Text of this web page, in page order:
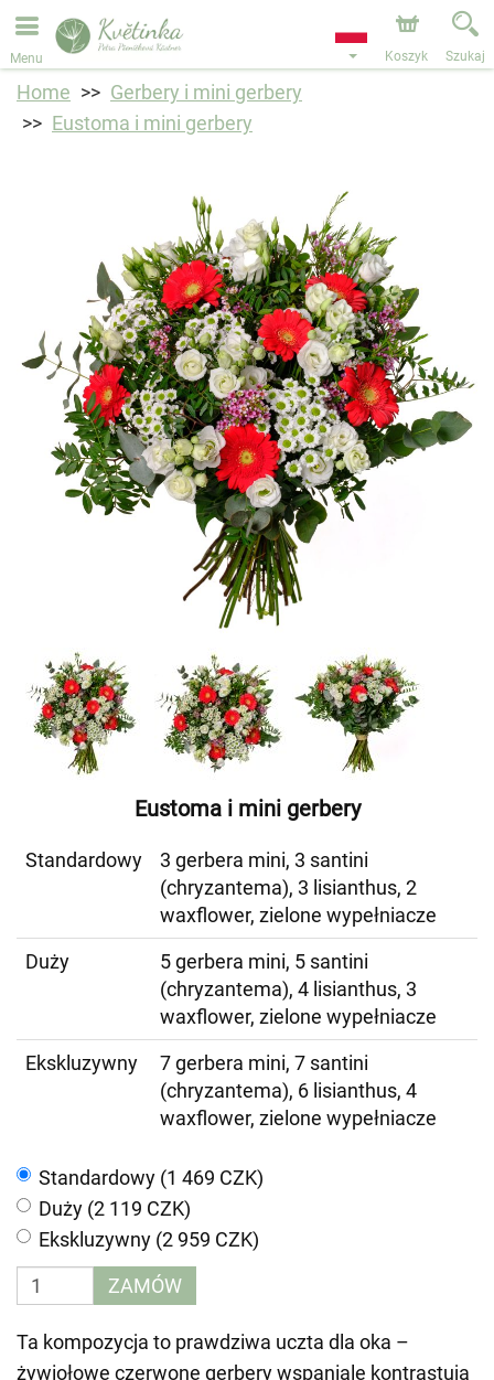
Przyjmujemy zamówienia za pośrednictwem naszego
sklepu internetowego. Najbliższy możliwy termin dostawy
to 11.08.2026 z powodu urlopu.
Menu Koszyk Szukaj
Home
Gerbery i mini gerbery
Eustoma i mini gerbery
Eustoma i mini gerbery
Standardowy
3 gerbera mini, 3 santini
(chryzantema), 3 lisianthus, 2
waxflower, zielone wypełniacze
Duży
5 gerbera mini, 5 santini
(chryzantema), 4 lisianthus, 3
waxflower, zielone wypełniacze
Ekskluzywny
7 gerbera mini, 7 santini
(chryzantema), 6 lisianthus, 4
waxflower, zielone wypełniacze
Standardowy (1 469 CZK)
Duży (2 119 CZK)
Ekskluzywny (2 959 CZK)
ZAMÓW
Ta kompozycja to prawdziwa uczta dla oka –
żywiołowe czerwone gerbery wspaniale kontrastują